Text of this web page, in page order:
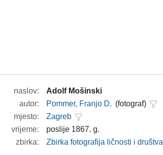
naslov:
Adolf Mošinski
autor:
Pommer, Franjo D. (fotograf)
mjesto:
Zagreb
vrijeme:
poslije 1867. g.
zbirka:
Zbirka fotografija ličnosti i društva